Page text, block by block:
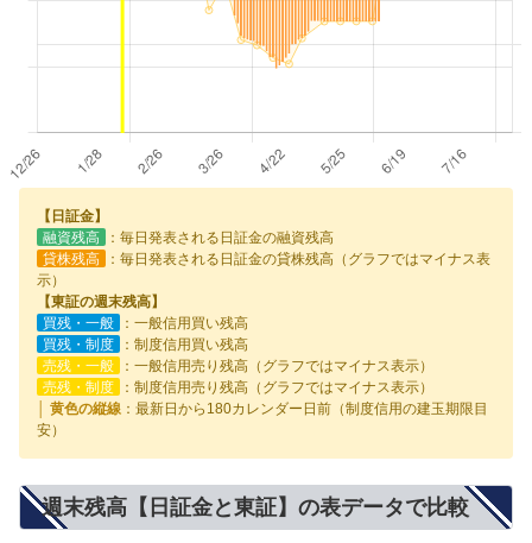
【日証金】
融資残高
：毎日発表される日証金の融資残高
貸株残高
：毎日発表される日証金の貸株残高（グラフではマイナス表
示）
【東証の週末残高】
買残・一般
：一般信用買い残高
買残・制度
：制度信用買い残高
売残・一般
：一般信用売り残高（グラフではマイナス表示）
売残・制度
：制度信用売り残高（グラフではマイナス表示）
│ 黄色の縦線 ：最新日から180カレンダー日前（制度信用の建玉期限目
安）
週末残高【日証金と東証】の表データで比較